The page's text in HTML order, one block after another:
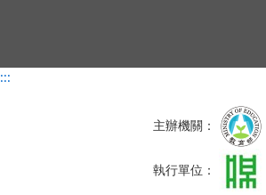
:::
主辦機關：
執行單位：